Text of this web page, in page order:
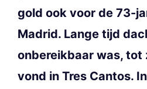
gold ook voor de 73-
Madrid. Lange tijd
onbereikbaar was, tot
vond in Tres Cantos.